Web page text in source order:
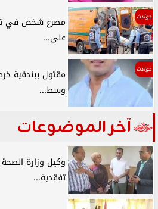
حوادث
مصرع شخص في
على...
حوادث
مقتول ببندقية
وسط...
آخر الموضوعات
وكيل وزارة الصحة
تفقدية...